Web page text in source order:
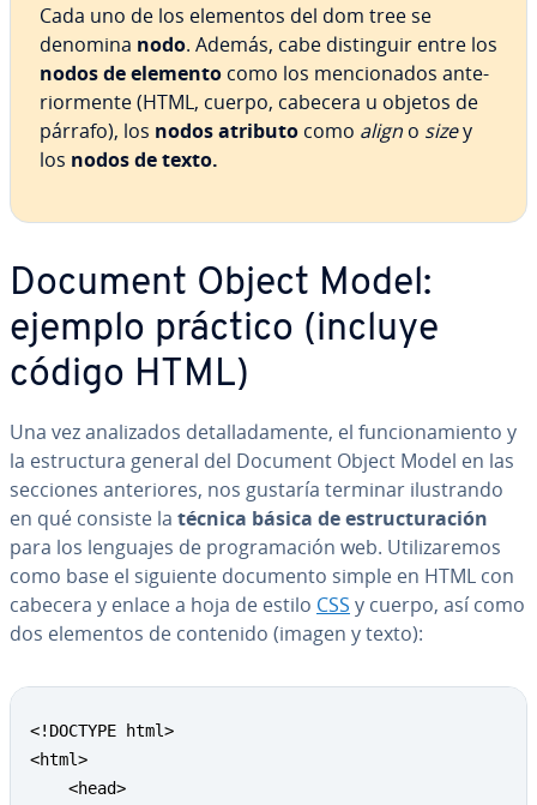
Cada uno de los elementos del dom tree se
denomina nodo. Además, cabe di­s­ti­n­guir entre los
nodos de elemento como los me­n­cio­na­dos an­te­
rio­r­me­n­te (HTML, cuerpo, cabecera u objetos de
párrafo), los nodos atributo como align o sizey
los nodos de texto.
Document Object Model:
ejemplo práctico (incluye
código HTML)
Una vez ana­li­za­dos de­ta­lla­da­me­n­te, el fu­n­cio­na­mie­n­to y
la es­tru­c­tu­ra general del Document Object Model en las
secciones an­te­rio­res, nos gustaría terminar ilu­s­tra­n­do
en qué consiste la técnica básica de es­tru­c­tu­ra­ción
para los lenguajes de pro­gra­ma­ción web. Uti­li­za­re­mos
como base el siguiente documento simple en HTML con
cabecera y enlace a hoja de estilo CSS y cuerpo, así como
dos elementos de contenido (imagen y texto):
<!DOCTYPE html>
<html>
    <head>